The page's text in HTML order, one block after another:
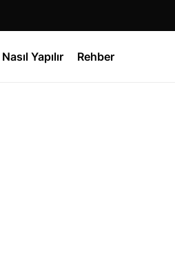
Nasıl Yapılır Rehber